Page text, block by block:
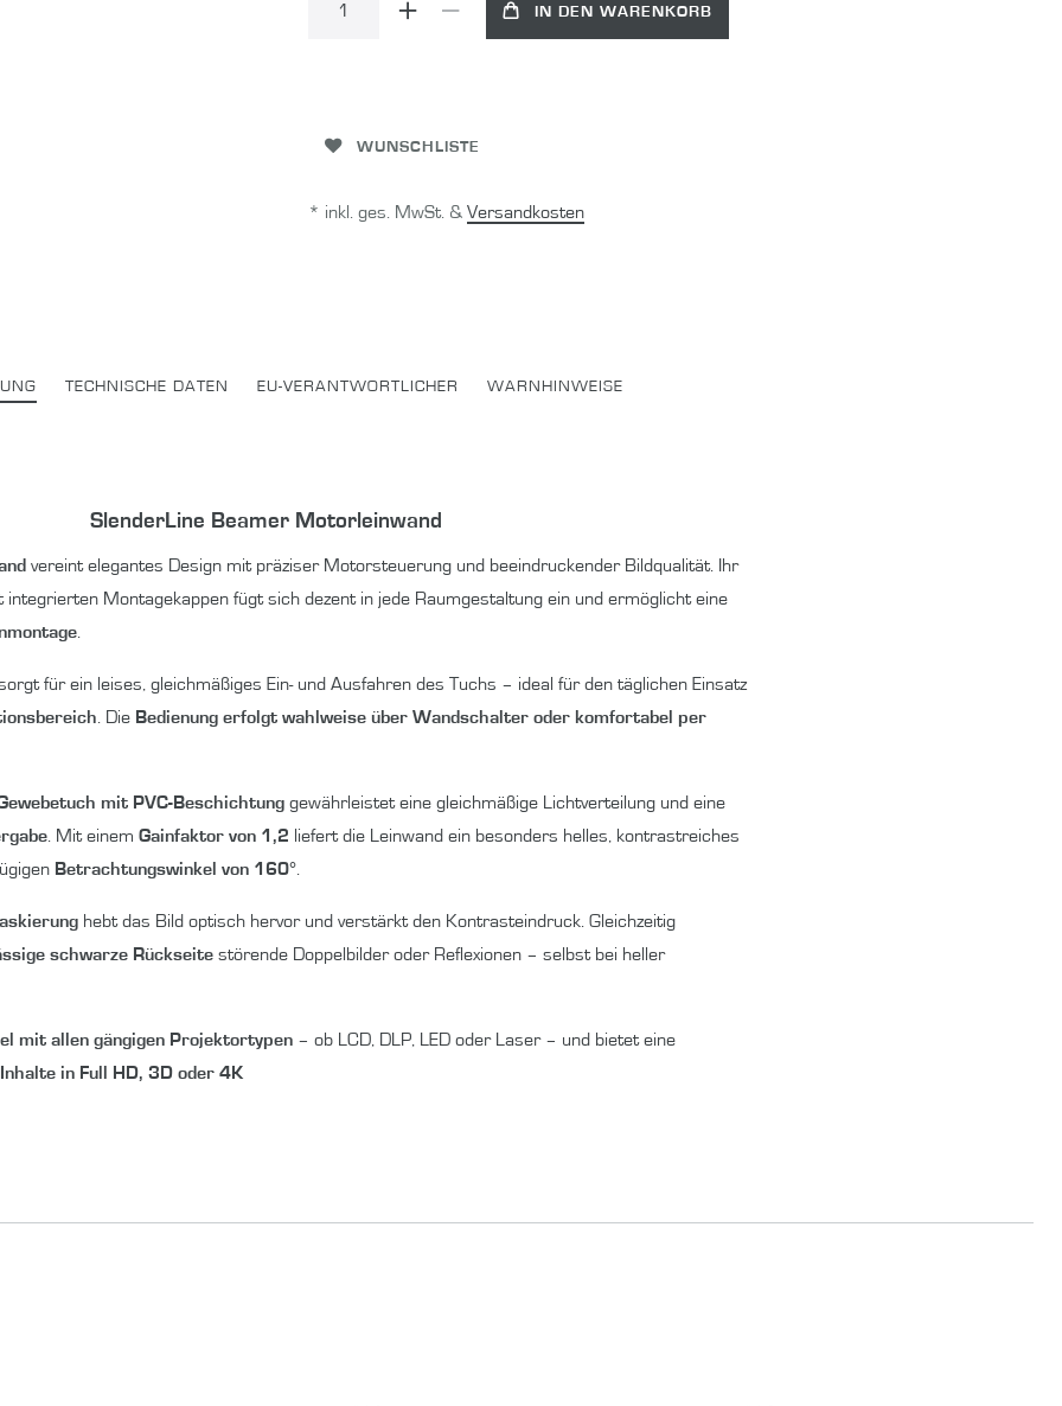
IN DEN WARENKORB
WUNSCHLISTE
* inkl. ges. MwSt. & Versandkosten
TECHNISCHE DATEN EU-VERANTWORTLICHER WARNHINWEISE
SlenderLine Beamer Motorleinwand
vereint elegantes Design mit präziser Motorsteuerung und beeindruckender Bildqualität. Ihr
Montagekappen fügt sich dezent in jede Raumgestaltung ein und ermöglicht eine
für ein leises, gleichmäßiges Ein- und Ausfahren des Tuchs – ideal für den täglichen Einsatz
. Die Bedienung erfolgt wahlweise über Wandschalter oder komfortabel per
mit PVC-Beschichtung gewährleistet eine gleichmäßige Lichtverteilung und eine
. Mit einem Gainfaktor von 1,2 liefert die Leinwand ein besonders helles, kontrastreiches
Betrachtungswinkel von 160°
hebt das Bild optisch hervor und verstärkt den Kontrasteindruck. Gleichzeitig
schwarze Rückseite störende Doppelbilder oder Reflexionen – selbst bei heller
mit allen gängigen Projektortypen – ob LCD, DLP, LED oder Laser – und bietet eine
in Full HD, 3D oder 4K